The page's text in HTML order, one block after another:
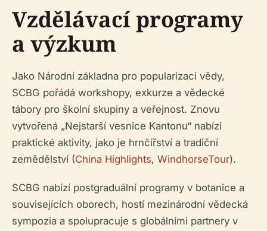
Vzdělávací programy
a výzkum
Jako Národní základna pro popularizaci vědy,
SCBG pořádá workshopy, exkurze a vědecké
tábory pro školní skupiny a veřejnost. Znovu
vytvořená „Nejstarší vesnice Kantonu“ nabízí
praktické aktivity, jako je hrnčířství a tradiční
zemědělství (China Highlights, WindhorseTour).
SCBG nabízí postgraduální programy v botanice a
souvisejících oborech, hostí mezinárodní vědecká
sympozia a spolupracuje s globálními partnery v